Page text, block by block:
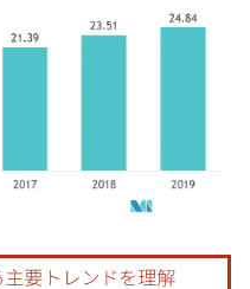
BY 4.0の表示が必要です。